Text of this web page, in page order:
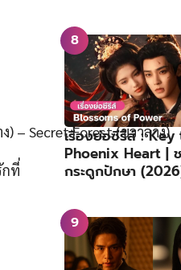
– Secret Forest (ขวาล่าง)
กที่
เรื่องย่อซีรีส์ :
Phoenix Heart |
กระดูกปักษา